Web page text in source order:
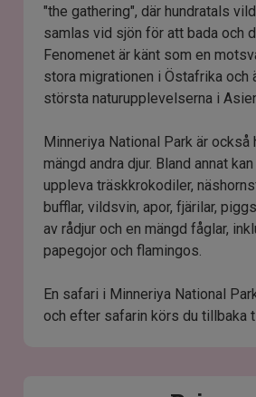
"the gathering", där hundratals
samlas vid sjön för att bada och
Fenomenet är känt som en
stora migrationen i Östafrika och
största naturupplevelserna i
Minneriya National Park är
mängd andra djur. Bland annat
uppleva träskkrokodiler,
bufflar, vildsvin, apor, fjärilar,
av rådjur och en mängd fåglar,
papegojor och flamingos.
En safari i Minneriya National
och efter safarin körs du tillbaka